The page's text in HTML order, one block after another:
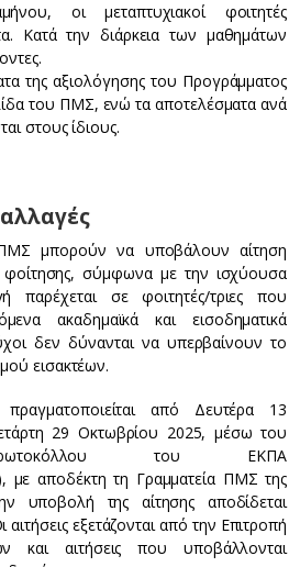
οι μεταπτυχιακοί φοιτητές
Κατά την διάρκεια των μαθημάτων
της αξιολόγησης του Προγράμματος
του ΠΜΣ, ενώ τα αποτελέσματα ανά
στους ίδιους.
ΠΜΣ μπορούν να υποβάλουν αίτηση
σύμφωνα με την ισχύουσα
παρέχεται σε φοιτητές/τριες που
ακαδημαϊκά και εισοδηματικά
δεν δύνανται να υπερβαίνουν το
εισακτέων.
από Δευτέρα 13
29 Οκτωβρίου 2025, μέσω του
του ΕΚΠΑ
με αποδέκτη τη Γραμματεία ΠΜΣ της
υποβολή της αίτησης αποδίδεται
εξετάζονται από την Επιτροπή
και αιτήσεις που υποβάλλονται